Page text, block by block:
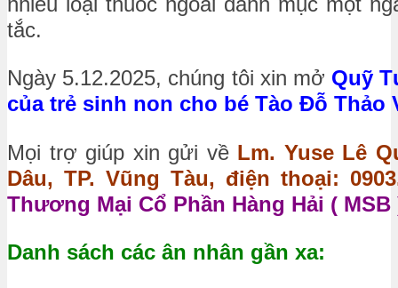
tắc.
Ngày 5.12.2025, chúng tôi xin mở Quỹ
của trẻ sinh non cho bé Tào Đỗ Thảo
Mọi trợ giúp xin gửi về Lm. Yuse Lê
Dâu, TP. Vũng Tàu, điện thoại:
Thương Mại Cổ Phần Hàng Hải ( MSB
Danh sách các ân nhân gần xa: